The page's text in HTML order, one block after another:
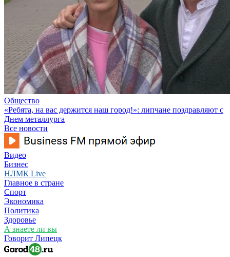
Общество
«Ребята, на вас держится наш город!»: липчане поздравляют с
Днем металлурга
Все новости
Видео
Бизнес
НЛМК Live
Главное в стране
Спорт
Экономика
Политика
Здоровье
А знаете ли вы
Говорит Липецк